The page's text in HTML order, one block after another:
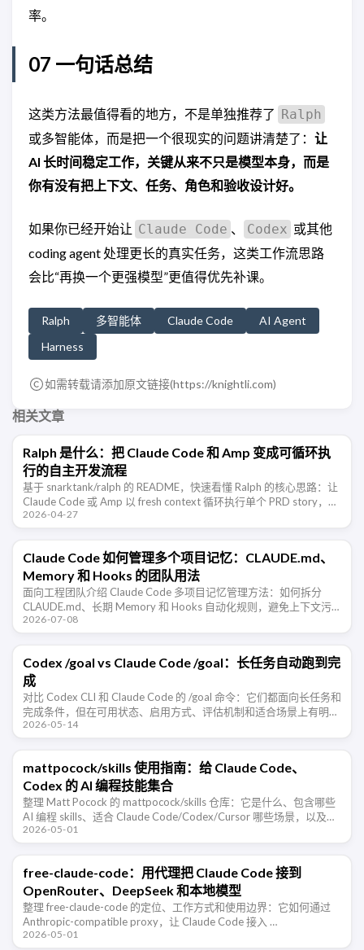
率。
07 一句话总结
这类方法最值得看的地方，不是单独推荐了 Ralph
或多智能体，而是把一个很现实的问题讲清楚了： 让
AI 长时间稳定工作，关键从来不只是模型本身，而是
你有没有把上下文、任务、角色和验收设计好。
如果你已经开始让 Claude Code 、 Codex 或其他
coding agent 处理更长的真实任务，这类工作流思路
会比“再换一个更强模型”更值得优先补课。
Ralph 多智能体 Claude Code
AI Agent
Harness
如需转载请添加原文链接(https://knightli.com)
相关文章
Ralph 是什么：把 Claude Code 和 Amp 变成可循环执
行的自主开发流程
基于 snarktank/ralph 的 README，快速看懂 Ralph 的核心思路：让
Claude Code 或 Amp 以 fresh context 循环执行单个 PRD story，并
通 …
2026-04-27
Claude Code 如何管理多个项目记忆：CLAUDE.md、
Memory 和 Hooks 的团队用法
面向工程团队介绍 Claude Code 多项目记忆管理方法：如何拆分
CLAUDE.md、长期 Memory 和 Hooks 自动化规则，避免上下文污
染，让 AI 编程助手在不同仓库里稳定协作。
2026-07-08
Codex /goal vs Claude Code /goal：长任务自动跑到完
成
对比 Codex CLI 和 Claude Code 的 /goal 命令：它们都面向长任务和
完成条件，但在可用状态、启用方式、评估机制和适合场景上有明显
差异。
2026-05-14
mattpocock/skills 使用指南：给 Claude Code、
Codex 的 AI 编程技能集合
整理 Matt Pocock 的 mattpocock/skills 仓库：它是什么、包含哪些
AI 编程 skills、适合 Claude Code/Codex/Cursor 哪些场景，以及如
何用它 …
2026-05-01
free-claude-code：用代理把 Claude Code 接到
OpenRouter、DeepSeek 和本地模型
整理 free-claude-code 的定位、工作方式和使用边界：它如何通过
Anthropic-compatible proxy，让 Claude Code 接入 …
2026-05-01